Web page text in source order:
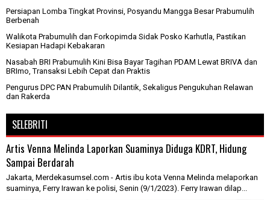
Persiapan Lomba Tingkat Provinsi, Posyandu Mangga Besar Prabumulih
Berbenah
Walikota Prabumulih dan Forkopimda Sidak Posko Karhutla, Pastikan
Kesiapan Hadapi Kebakaran
Nasabah BRI Prabumulih Kini Bisa Bayar Tagihan PDAM Lewat BRIVA dan
BRImo, Transaksi Lebih Cepat dan Praktis
Pengurus DPC PAN Prabumulih Dilantik, Sekaligus Pengukuhan Relawan
dan Rakerda
SELEBRITI
Artis Venna Melinda Laporkan Suaminya Diduga KDRT, Hidung
Sampai Berdarah
Jakarta, Merdekasumsel.com - Artis ibu kota Venna Melinda melaporkan
suaminya, Ferry Irawan ke polisi, Senin (9/1/2023). Ferry Irawan dilap...